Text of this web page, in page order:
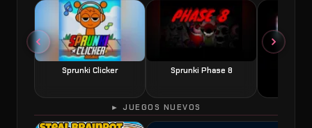
Sprunki Clicker Sprunki Phase 8
► JUEGOS NUEVOS